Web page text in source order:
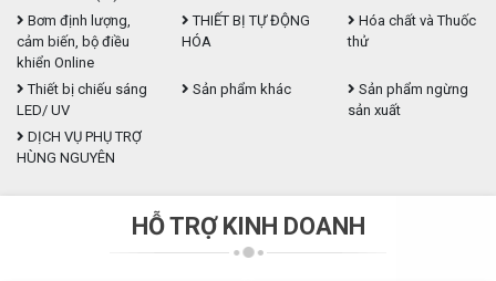
Bơm định lượng,
cảm biến, bộ điều
khiển Online
THIẾT BỊ TỰ ĐỘNG
HÓA
Hóa chất và Thuốc
thử
Thiết bị chiếu sáng
LED/ UV
Sản phẩm khác
Sản phẩm ngừng
sản xuất
DỊCH VỤ PHỤ TRỢ
HÙNG NGUYÊN
HỖ TRỢ KINH DOANH